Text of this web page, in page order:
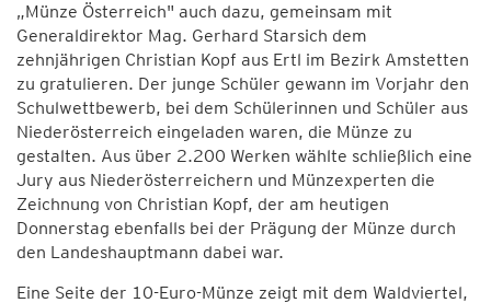
„Münze Österreich" auch dazu, gemeinsam mit
Generaldirektor Mag. Gerhard Starsich dem
zehnjährigen Christian Kopf aus Ertl im Bezirk Amstetten
zu gratulieren. Der junge Schüler gewann im Vorjahr den
Schulwettbewerb, bei dem Schülerinnen und Schüler aus
Niederösterreich eingeladen waren, die Münze zu
gestalten. Aus über 2.200 Werken wählte schließlich eine
Jury aus Niederösterreichern und Münzexperten die
Zeichnung von Christian Kopf, der am heutigen
Donnerstag ebenfalls bei der Prägung der Münze durch
den Landeshauptmann dabei war.
Eine Seite der 10-Euro-Münze zeigt mit dem Waldviertel,